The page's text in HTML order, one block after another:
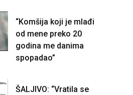
“Komšija koji je mlađi
od mene preko 20
godina me danima
spopadao”
ŠALJIVO: “Vratila se